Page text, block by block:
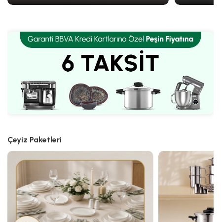
SEPETE GİT
SEPETE GİT
Çeyiz Paketleri